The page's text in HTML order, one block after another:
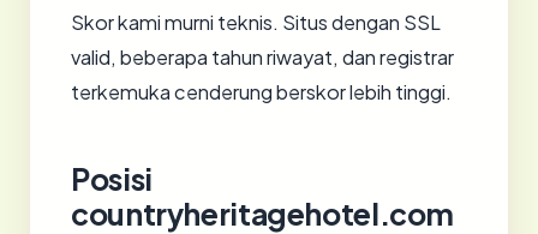
Skor kami murni teknis. Situs dengan SSL
valid, beberapa tahun riwayat, dan registrar
terkemuka cenderung berskor lebih tinggi.
Posisi
countryheritagehotel.com